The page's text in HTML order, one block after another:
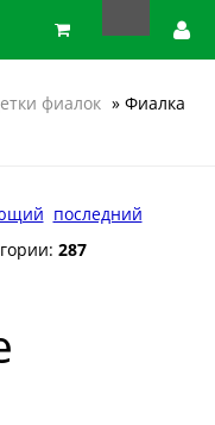
фиалок » Фиалка
последний
287